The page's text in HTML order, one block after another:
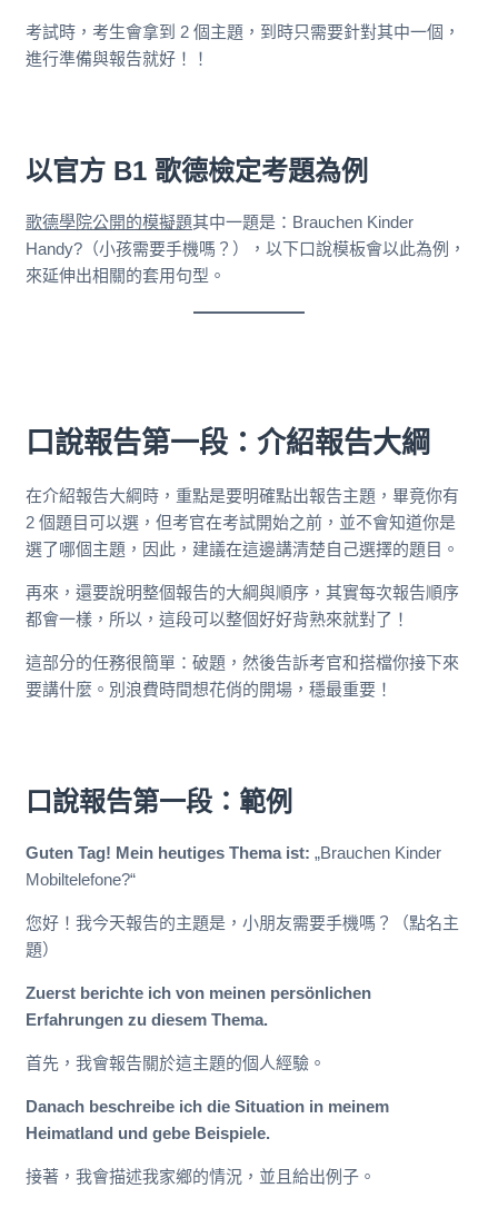
考試時，考生會拿到 2 個主題，到時只需要針對其中一個，
進行準備與報告就好！！
以官方 B1 歌德檢定考題為例
歌德學院公開的模擬題其中一題是：Brauchen Kinder
Handy?（小孩需要手機嗎？），以下口說模板會以此為例，
來延伸出相關的套用句型。
口說報告第一段：介紹報告大綱
在介紹報告大綱時，重點是要明確點出報告主題，畢竟你有
2 個題目可以選，但考官在考試開始之前，並不會知道你是
選了哪個主題，因此，建議在這邊講清楚自己選擇的題目。
再來，還要說明整個報告的大綱與順序，其實每次報告順序
都會一樣，所以，這段可以整個好好背熟來就對了！
這部分的任務很簡單：破題，然後告訴考官和搭檔你接下來
要講什麼。別浪費時間想花俏的開場，穩最重要！
口說報告第一段：範例
Guten Tag! Mein heutiges Thema ist: „Brauchen Kinder
Mobiltelefone?“
您好！我今天報告的主題是，小朋友需要手機嗎？（點名主
題）
Zuerst berichte ich von meinen persönlichen
Erfahrungen zu diesem Thema.
首先，我會報告關於這主題的個人經驗。
Danach beschreibe ich die Situation in meinem
Heimatland und gebe Beispiele.
接著，我會描述我家鄉的情況，並且給出例子。